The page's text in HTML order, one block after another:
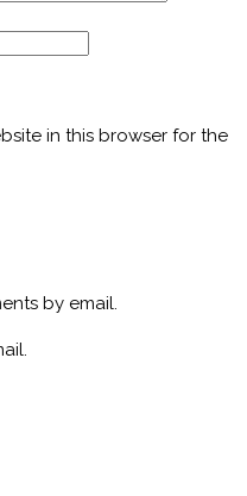
in this browser for the
by email.